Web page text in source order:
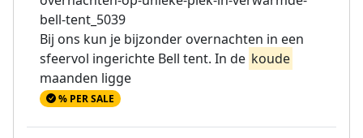
bell-tent_5039
Bij ons kun je bijzonder overnachten in een
sfeervol ingerichte Bell tent. In de koude
maanden ligge
% PER SALE